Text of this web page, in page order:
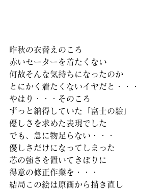
昨秋の衣替えのころ
赤いセーターを着たくない
何故そんな気持ちになったのか
とにかく着たくないイヤだと・・・
やはり・・・そのころ
ずっと納得していた「富士の絵」
優しさを求めた表現でした
でも、急に物足らない・・・
優しさだけになってしまった
芯の強さを置いてきぼりに
得意の修正作業を・・・
結局この絵は原画から描き直し